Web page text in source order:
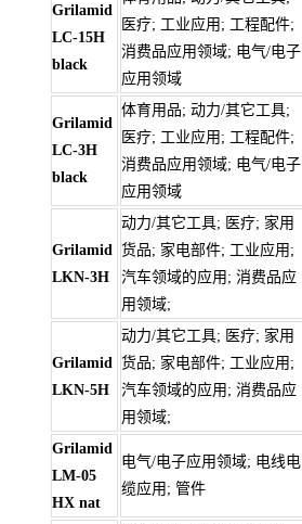
Grilamid
LC-15H
black
医疗; 工业应用; 工程配件;
消费品应用领域; 电气/电子
应用领域
Grilamid
LC-3H
black
体育用品; 动力/其它工具;
医疗; 工业应用; 工程配件;
消费品应用领域; 电气/电子
应用领域
Grilamid
LKN-3H
动力/其它工具; 医疗; 家用
货品; 家电部件; 工业应用;
汽车领域的应用; 消费品应
用领域;
Grilamid
LKN-5H
动力/其它工具; 医疗; 家用
货品; 家电部件; 工业应用;
汽车领域的应用; 消费品应
用领域;
Grilamid
LM-05
HX nat
电气/电子应用领域; 电线电
缆应用; 管件